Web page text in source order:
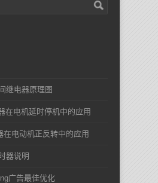
继电器原理图
在电机延时停机中的应用
在电动机正反转中的应用
器说明
广告最佳优化